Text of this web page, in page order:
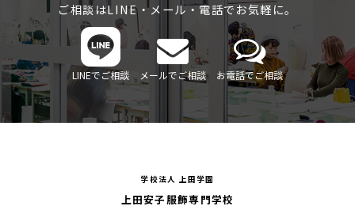
ご相談はLINE・メール・電話でお気軽に。
LINEでご相談 メールでご相談 お電話でご相談
学校法人 上田学園
上田安子服飾専門学校